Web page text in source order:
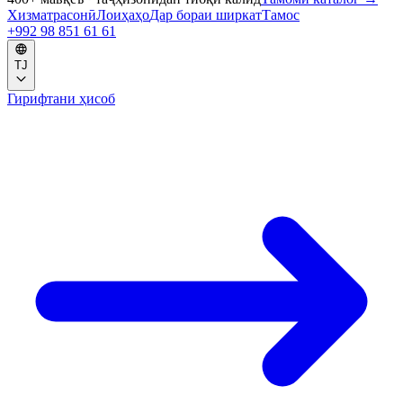
ХизматрасонӣЛоиҳаҳоДар бораи ширкатТамос
+992 98 851 61 61
TJ
Гирифтани ҳисоб